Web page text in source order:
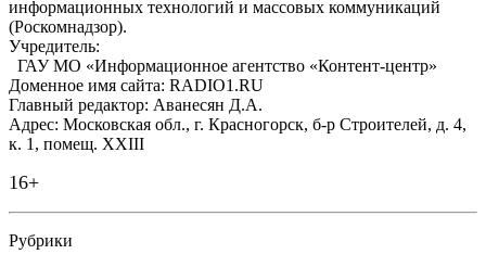
информационных технологий и массовых коммуникаций
(Роскомнадзор).
Учредитель:
ГАУ МО «Информационное агентство «Контент-центр»
Доменное имя сайта: RADIO1.RU
Главный редактор: Аванесян Д.А.
Адрес: Московская обл., г. Красногорск, б-р Строителей, д. 4,
к. 1, помещ. XXIII
16+
Рубрики